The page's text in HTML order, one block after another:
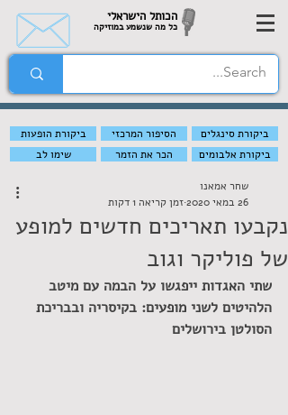
הכותל הישראלי
כל מה שנשמע במוזיקה
ביקורת הופעות הסיפור המרכזי
ביקורת סינגלים
שימו לב
הכר את הזמר ביקורת אלבומים
נקבעו תאריכים חדשים למופע
של פוליקר וגוב
שחר אמאנו
26 במאי 2020
זמן קריאה 1 דקות
שתי האגדות ייפגשו על הבמה עם מיטב
הלהיטים לשני מופעים: בקיסריה ובבריכת
הסולטן בירושלים